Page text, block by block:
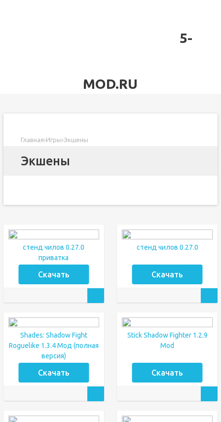
5-
MOD.RU
Главная›Игры›Экшены
Экшены
стенд чилов 0.27.0
приватка
Скачать
стенд чилов 0.27.0
Скачать
Shades: Shadow Fight
Roguelike 1.3.4 Мод (полная
версия)
Скачать
Stick Shadow Fighter 1.2.9
Mod
Скачать